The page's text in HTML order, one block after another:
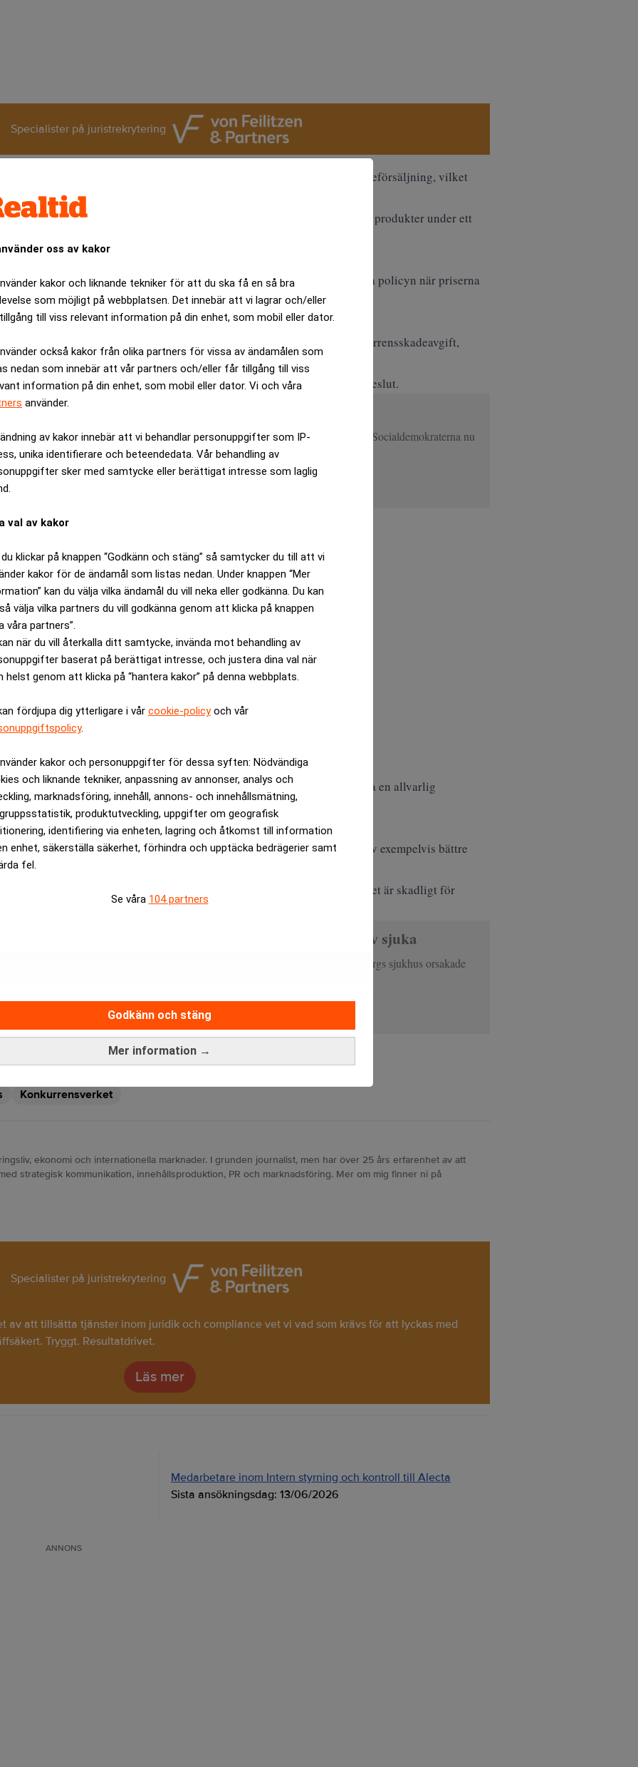
oss av kakor
kakor och liknande tekniker för att du ska få en så bra
som möjligt på webbplatsen. Det innebär att vi lagrar och/eller
till viss relevant information på din enhet, som mobil eller dator.
också kakor från olika partners för vissa av ändamålen som
nedan som innebär att vår partners och/eller får tillgång till viss
information på din enhet, som mobil eller dator. Vi och våra
använder.
av kakor innebär att vi behandlar personuppgifter som IP-
unika identifierare och beteendedata. Vår behandling av
sker med samtycke eller berättigat intresse som laglig
val av kakor
klickar på knappen “Godkänn och stäng” så samtycker du till att vi
kakor för de ändamål som listas nedan. Under knappen “Mer
kan du välja vilka ändamål du vill neka eller godkänna. Du kan
välja vilka partners du vill godkänna genom att klicka på knappen
våra partners”.
när du vill återkalla ditt samtycke, invända mot behandling av
baserat på berättigat intresse, och justera dina val när
helst genom att klicka på “hantera kakor” på denna webbplats.
fördjupa dig ytterligare i vår cookie-policyoch vår
.
kakor och personuppgifter för dessa syften: Nödvändiga
och liknande tekniker, anpassning av annonser, analys och
marknadsföring, innehåll, annons- och innehållsmätning,
produktutveckling, uppgifter om geografisk
identifiering via enheten, lagring och åtkomst till information
enhet, säkerställa säkerhet, förhindra och upptäcka bedrägerier samt
fel.
Se våra 104 partners
Mer information →
Godkänn och stäng
Specialister på juristrekrytering
begränsat två återförsäljares möjligheter att själva sätta priser vid onlineförsäljning, vilket
, uppger Dagens Juridik
en prispolicy som innebar att återförsäljarna inte fick sälja företagets produkter under ett
och prissättning online.
böter – Advokatsamfundet skärper tillsynen. Realtid
Tapwell återförsäljarnas prissättning och uppmanade dem att följa policyn när priserna
i december 2023 att företaget skulle betala 16,9 miljoner kronor i konkurrensskadeavgift,
om.​
och marknadsdomstolen, som nu har fastställt Konkurrensverkets beslut.
S kräver betydligt hårdare straff för ekobrott
Med kraftfullare rubriceringar för ekobrott, synnerligen grova, efterlyser Socialdemokraterna nu
en skärpt lagstiftning.
ANNONS
av minimipriser mellan leverantörer och återförsäljare kan utgöra en allvarlig
vara att begränsa priskonkurrensen, utan att detta vägdes upp av exempelvis bättre
och ansåg att Tapwell lyckats skapa ett rimligt tvivel om att avtalet är skadligt för
som en syftesöverträdelse.​
Millennium-haveriet kan leda till böter – läkare blev sjuka
Arbetsmiljöverket slår fast att införandet av Millennium på Södra Älvsborgs sjukhus orsakade
är kostnadsfritt:
Konkurrensverket
ekonomi och internationella marknader. I grunden journalist, men har över 25 års erfarenhet av att
strategisk kommunikation, innehållsproduktion, PR och marknadsföring. Mer om mig finner ni på
Specialister på juristrekrytering
av att tillsätta tjänster inom juridik och compliance vet vi vad som krävs för att lyckas med
Tryggt. Resultatdrivet.
Läs mer
Medarbetare inom Intern styrning och kontroll till Alecta
Sista ansökningsdag: 13/06/2026
ANNONS